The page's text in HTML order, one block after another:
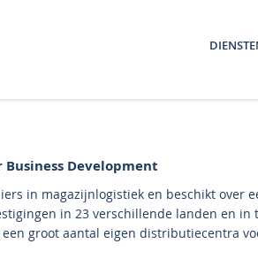
Development
in magazijnlogistiek en beschikt over
in 23 verschillende landen en in
groot aantal eigen distributiecentra